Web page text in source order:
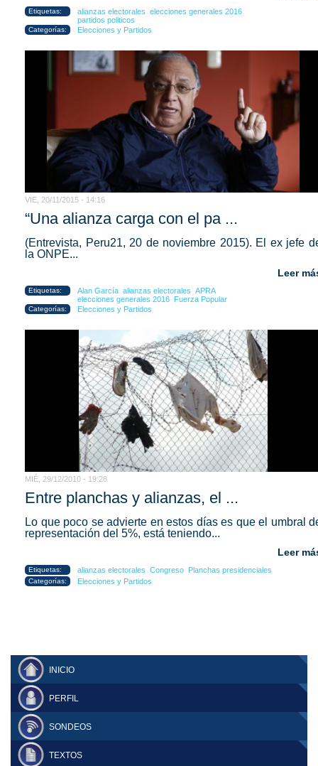
Etiquetas: alianzas electorales elecciones generales 2016
partidos politicos
Categorías: Elecciones y Partidos
VIE, 20/11/2015 - 14:16
“Una alianza carga con el pa ...
(Entrevista, Peru21, 20 de noviembre 2015). El ex jefe
la ONPE...
Leer
Etiquetas: Alan García alianzas electorales APRA
elecciones generales 2016 Fuerza Popular
Categorías: Elecciones y Partidos
MIÉ, 29/12/2010 - 19:28
Entre planchas y alianzas, el ...
Lo que poco se advierte en estos días es que el umbral
representación del 5%, está teniendo...
Leer
Etiquetas: alianzas electorales Congreso Planchas presidenciales
Categorías: Elecciones y Partidos
INICIO
PERFIL
SONDEOS
TEXTOS